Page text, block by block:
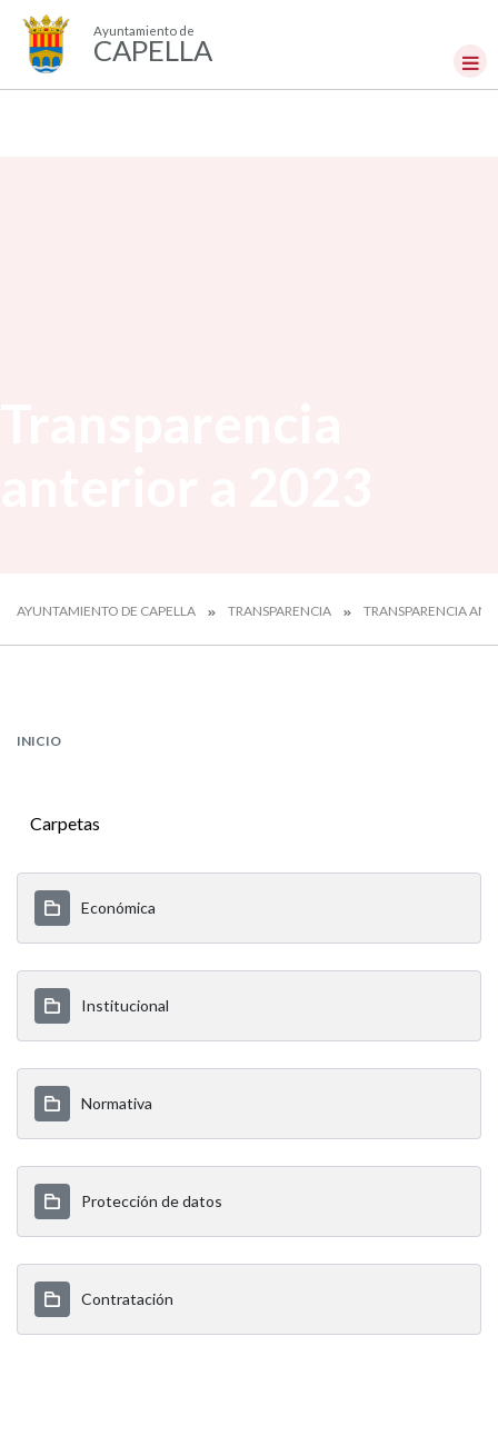
Ayuntamiento de
CAPELLA
AYUNTAMIENTO DE CAPELLA TRANSPARENCIA TRANSPARENCIA
INICIO
Carpetas
Económica
Institucional
Normativa
Protección de datos
Contratación